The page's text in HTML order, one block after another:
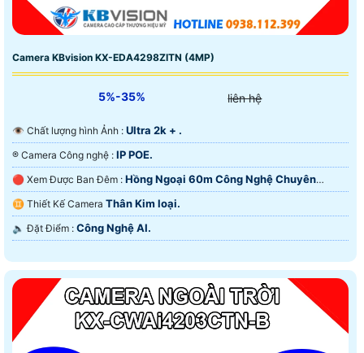
Camera KBvision KX-EDA4298ZITN (4MP)
5%-35% liên hệ
👁 Chất lượng hình Ảnh : Ultra 2k + .
®️ Camera Công nghệ : IP POE.
🔴 Xem Được Ban Đêm : Hồng Ngoại 60m Công Nghệ Chuyên
Dụng.♊ Thiết Kế Camera Thân Kim loại.
️🔈 Đặt Điểm : Công Nghệ AI.